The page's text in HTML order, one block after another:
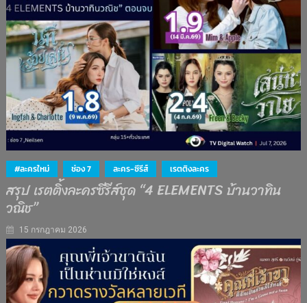
#ละครใหม่ ช่อง 7 ละคร-ซีรีส์ เรตติงละคร
สรุป เรตติ้งละครซีรีส์ชุด “4 ELEMENTS บ้านวาทิน
วณิช”
15 กรกฎาคม 2026